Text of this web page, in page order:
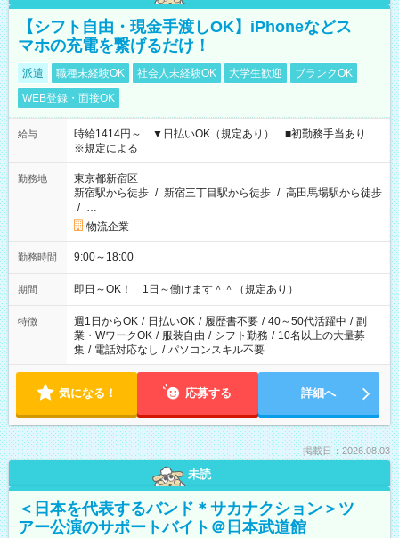
【シフト自由・現金手渡しOK】iPhoneなどス
マホの充電を繋げるだけ！
派遣 職種未経験OK 社会人未経験OK 大学生歓迎
ブランクOK
WEB登録・面接OK
給与
時給1414円～ ▼日払いOK（規定あり） ■初勤務手当あり
※規定による
勤務地
東京都新宿区
新宿駅から徒歩 / 新宿三丁目駅から徒歩 / 高田馬場駅から徒歩
/ …
物流企業
勤務時間 9:00～18:00
期間 即日～OK！ 1日～働けます＾＾（規定あり）
特徴 週1日からOK / 日払いOK / 履歴書不要 / 40～50代活躍中 / 副
業・WワークOK / 服装自由 / シフト勤務 / 10名以上の大量募
集 / 電話対応なし / パソコンスキル不要
気になる！ 応募する 詳細へ
掲載日：2026.08.03
未読
＜日本を代表するバンド＊サカナクション＞ツ
アー公演のサポートバイト＠日本武道館